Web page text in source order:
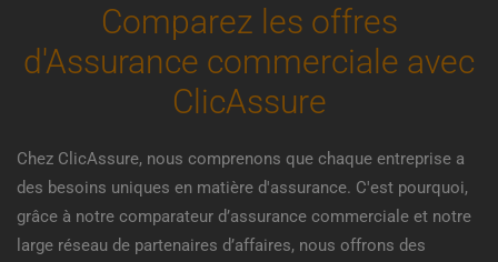
Comparez les offres
d'Assurance commerciale avec
ClicAssure
Chez ClicAssure, nous comprenons que chaque entreprise a
des besoins uniques en matière d'assurance. C'est pourquoi,
grâce à notre comparateur d’assurance commerciale et notre
large réseau de partenaires d’affaires, nous offrons des